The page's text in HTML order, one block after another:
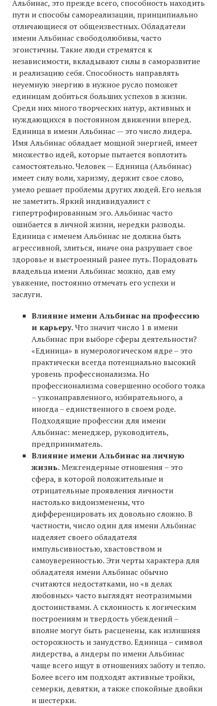
Альбинас, это прежде всего, способность находить
пути и способы самореализации, принципиально
отличающиеся от общеизвестных. Обладатели
имени Альбинас свободолюбивы, часто
эгоистичны. Такие люди стремятся к
независимости, вкладывают силы в саморазвитие
и реализацию себя. Способность направлять
неуемную энергию в нужное русло поможет
единицам добиться больших успехов в жизни.
Среди них много творческих натур, активных и
нуждающихся в постоянном движении вперед.
Единица в имени Альбинас — это число лидера.
Имя Альбинас обладает мощной энергией, имеет
множество идей, которые пытается воплотить
самостоятельно. Человек — Единица (Альбинас)
имеет силу воли, харизму, держит свое слово,
умело решает проблемы других людей. Его нельзя
не заметить. Яркий индивидуалист с
гипертрофированным эго. Альбинас часто
ошибается в личной жизни, нередки разводы.
Единица с именем Альбинас не должна быть
агрессивной, злиться, иначе она разрушает свое
здоровье и выстроенный ранее путь. Порадовать
владельца имени Альбинас можно, дав ему
уважение, постоянно отмечать его успехи и
заслуги.
Влияние имени Альбинас на профессию
и карьеру.Что значит число 1 в имени
Альбинас при выборе сферы деятельности?
«Единица» в нумерологическом ядре – это
практически всегда потенциально высокий
уровень профессионализма. Но
профессионализма совершенно особого толка
– узконаправленного, избирательного, а
иногда – единственного в своем роде.
Подходящие профессии для имени
Альбинас: менеджер, руководитель,
предприниматель.
Влияние имени Альбинас на личную
жизнь.Межгендерные отношения – это
сфера, в которой положительные и
отрицательные проявления личности
настолько видоизменены, что
дифференцировать их довольно сложно. В
частности, число один для имени Альбинас
наделяет своего обладателя
импульсивностью, хвастовством и
самоуверенностью. Эти черты характера для
обладателя имени Альбинас обычно
считаются недостатками, но «в делах
любовных» часто выглядят неотразимыми
достоинствами. А склонность к логическим
построениям и твердость убеждений –
вполне могут быть расценены, как излишняя
осторожность и занудство. Единица – символ
лидерства, а лидеры по имени Альбинас
чаще всего ищут в отношениях заботу и тепло.
Более всего им подходят активные тройки,
семерки, девятки, а также спокойные двойки
и шестерки.